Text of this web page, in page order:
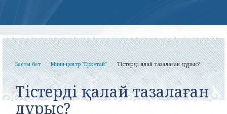
Басты бет Мини-центр "Еркетай" Тістерді қалай тазалаған дұрыс?
Тістерді қалай тазалаған
дұрыс?